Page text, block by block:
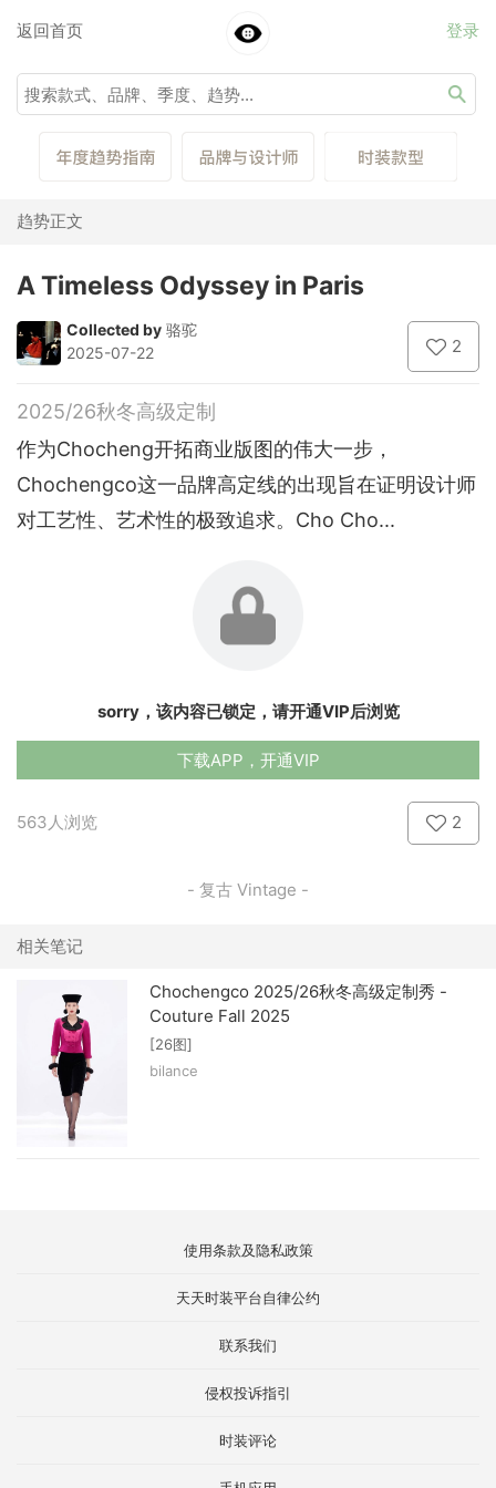
返回首页 登录
趋势正文
A Timeless Odyssey in Paris
Collected by 骆驼
2025-07-22
2
2025/26秋冬高级定制
作为Chocheng开拓商业版图的伟大一步，
Chochengco这一品牌高定线的出现旨在证明设计师
对工艺性、艺术性的极致追求。Cho Cho...
sorry，该内容已锁定，请开通VIP后浏览
下载APP，开通VIP
563人浏览 2
- 复古 Vintage -
相关笔记
Chochengco 2025/26秋冬高级定制秀 -
Couture Fall 2025
[26图]
bilance
使用条款及隐私政策
天天时装平台自律公约
联系我们
侵权投诉指引
时装评论